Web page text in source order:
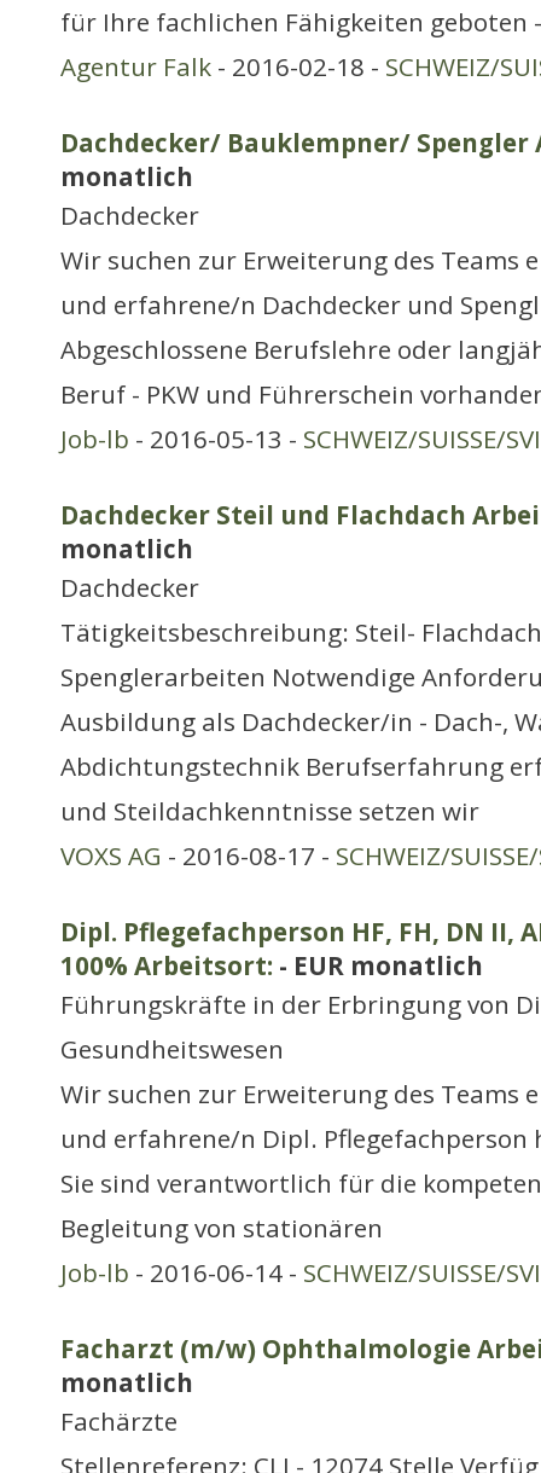
für Ihre fachlichen Fähigkeiten geboten
Agentur Falk - 2016-02-18 - SCHWEIZ/
Dachdecker/ Bauklempner/
monatlich
Dachdecker
Wir suchen zur Erweiterung des Teams
und erfahrene/n Dachdecker und
Abgeschlossene Berufslehre oder
Beruf - PKW und Führerschein
Job-lb - 2016-05-13 - SCHWEIZ/SUISSE/
Dachdecker Steil und Flachdach
monatlich
Dachdecker
Tätigkeitsbeschreibung: Steil-
Spenglerarbeiten Notwendige
Ausbildung als Dachdecker/in - Dach-,
Abdichtungstechnik Berufserfahrung
und Steildachkenntnisse setzen wir
VOXS AG - 2016-08-17 - SCHWEIZ/
Dipl. Pflegefachperson HF, FH, DN II,
100% Arbeitsort: - EUR monatlich
Führungskräfte in der Erbringung von
Gesundheitswesen
Wir suchen zur Erweiterung des Teams
und erfahrene/n Dipl.
Sie sind verantwortlich für die
Begleitung von stationären
Job-lb - 2016-06-14 - SCHWEIZ/SUISSE/
Facharzt (m/w) Ophthalmologie
monatlich
Fachärzte
Stellenreferenz: CLJ - 12074 Stelle